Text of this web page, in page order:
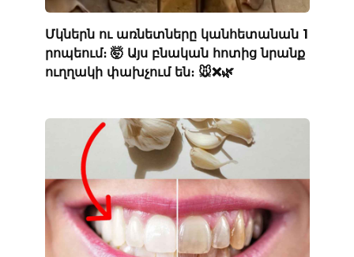
Մկներն ու առնետները կանհետանան 1
րոպեում։ 🤯 Այս բնական հոտից նրանք
ուղղակի փախչում են։ 🐭❌🌿